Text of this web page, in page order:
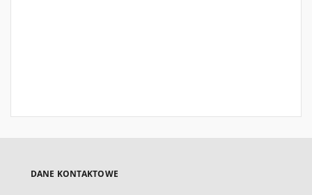
DANE KONTAKTOWE